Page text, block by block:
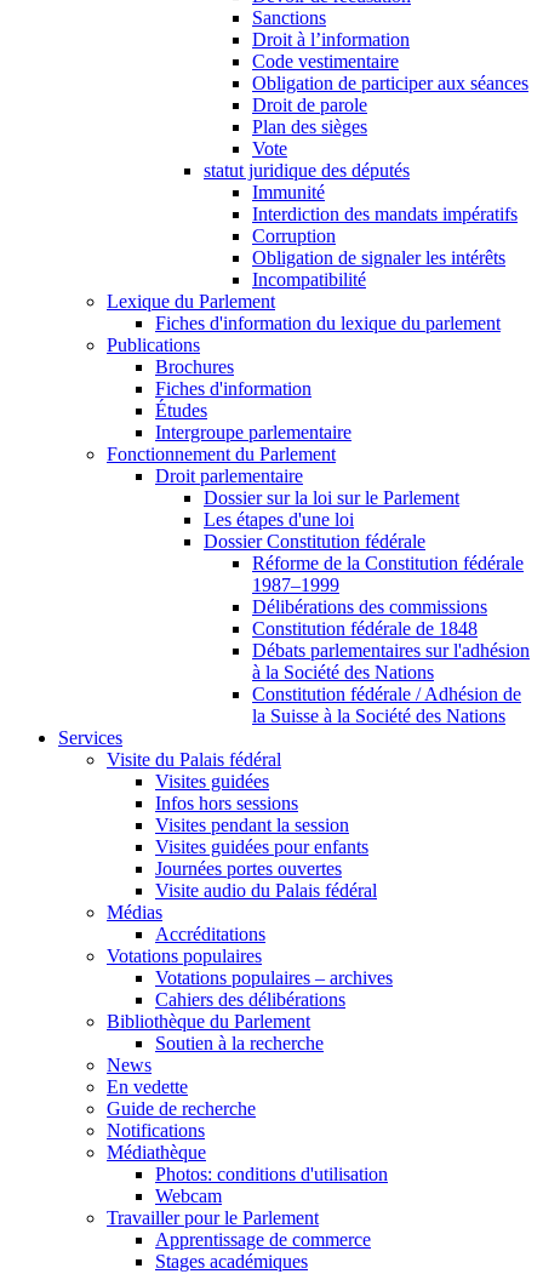
Sanctions
Droit à l’information
Code vestimentaire
Obligation de participer aux séances
Droit de parole
Plan des sièges
Vote
statut juridique des députés
Immunité
Interdiction des mandats impératifs
Corruption
Obligation de signaler les intérêts
Incompatibilité
Lexique du Parlement
Fiches d'information du lexique du parlement
Publications
Brochures
Fiches d'information
Études
Intergroupe parlementaire
Fonctionnement du Parlement
Droit parlementaire
Dossier sur la loi sur le Parlement
Les étapes d'une loi
Dossier Constitution fédérale
Réforme de la Constitution fédérale
1987–1999
Délibérations des commissions
Constitution fédérale de 1848
Débats parlementaires sur l'adhésion
à la Société des Nations
Constitution fédérale / Adhésion de
la Suisse à la Société des Nations
Services
Visite du Palais fédéral
Visites guidées
Infos hors sessions
Visites pendant la session
Visites guidées pour enfants
Journées portes ouvertes
Visite audio du Palais fédéral
Médias
Accréditations
Votations populaires
Votations populaires – archives
Cahiers des délibérations
Bibliothèque du Parlement
Soutien à la recherche
News
En vedette
Guide de recherche
Notifications
Médiathèque
Photos: conditions d'utilisation
Webcam
Travailler pour le Parlement
Apprentissage de commerce
Stages académiques